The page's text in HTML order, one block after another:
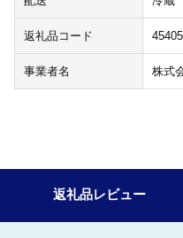
返礼品コード
事業者名 株式
返礼品レビュー